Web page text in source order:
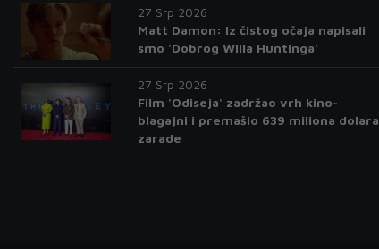
27 Srp 2026
Matt Damon: Iz čistog očaja napisali
smo 'Dobrog Willa Huntinga'
27 Srp 2026
Film 'Odiseja' zadržao vrh kino-
blagajni i premašio 639 miliona dolara
zarade